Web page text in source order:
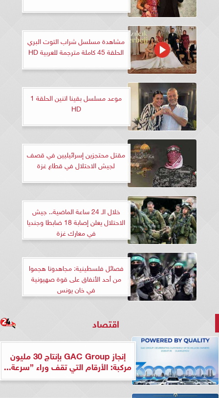
مشاهدة مسلسل شراب التوت البري
الحلقة 45 كاملة مترجمة للعربية HD
موعد مسلسل بقينا اتنين الحلقة 1
HD
مقتل محتجزين إسرائيليين في قصف
لجيش الاحتلال في قطاع غزة
خلال الـ 24 ساعة الماضية.. جيش
الاحتلال يعلن إصابة 18 ضابطا وجنديا
في معارك غزة
فصائل فلسطينية: مجاهدونا هجموا
من أحد الأنفاق على قوة صهيونية
في خان يونس
اقتصاد
إنجاز GAC Group بإنتاج 30 مليون
مركبة: الأرقام التي تقف وراء ”سرعة...